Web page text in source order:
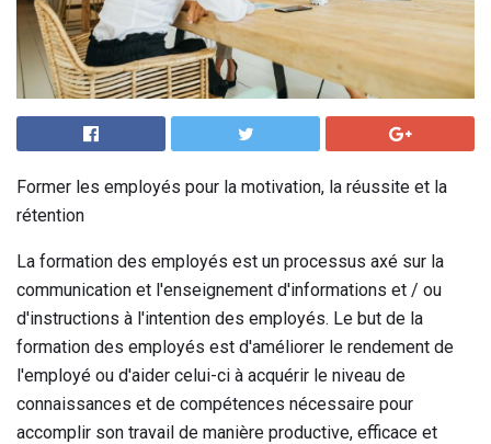
Former les employés pour la motivation, la réussite et la
rétention
La formation des employés est un processus axé sur la
communication et l'enseignement d'informations et / ou
d'instructions à l'intention des employés. Le but de la
formation des employés est d'améliorer le rendement de
l'employé ou d'aider celui-ci à acquérir le niveau de
connaissances et de compétences nécessaire pour
accomplir son travail de manière productive, efficace et